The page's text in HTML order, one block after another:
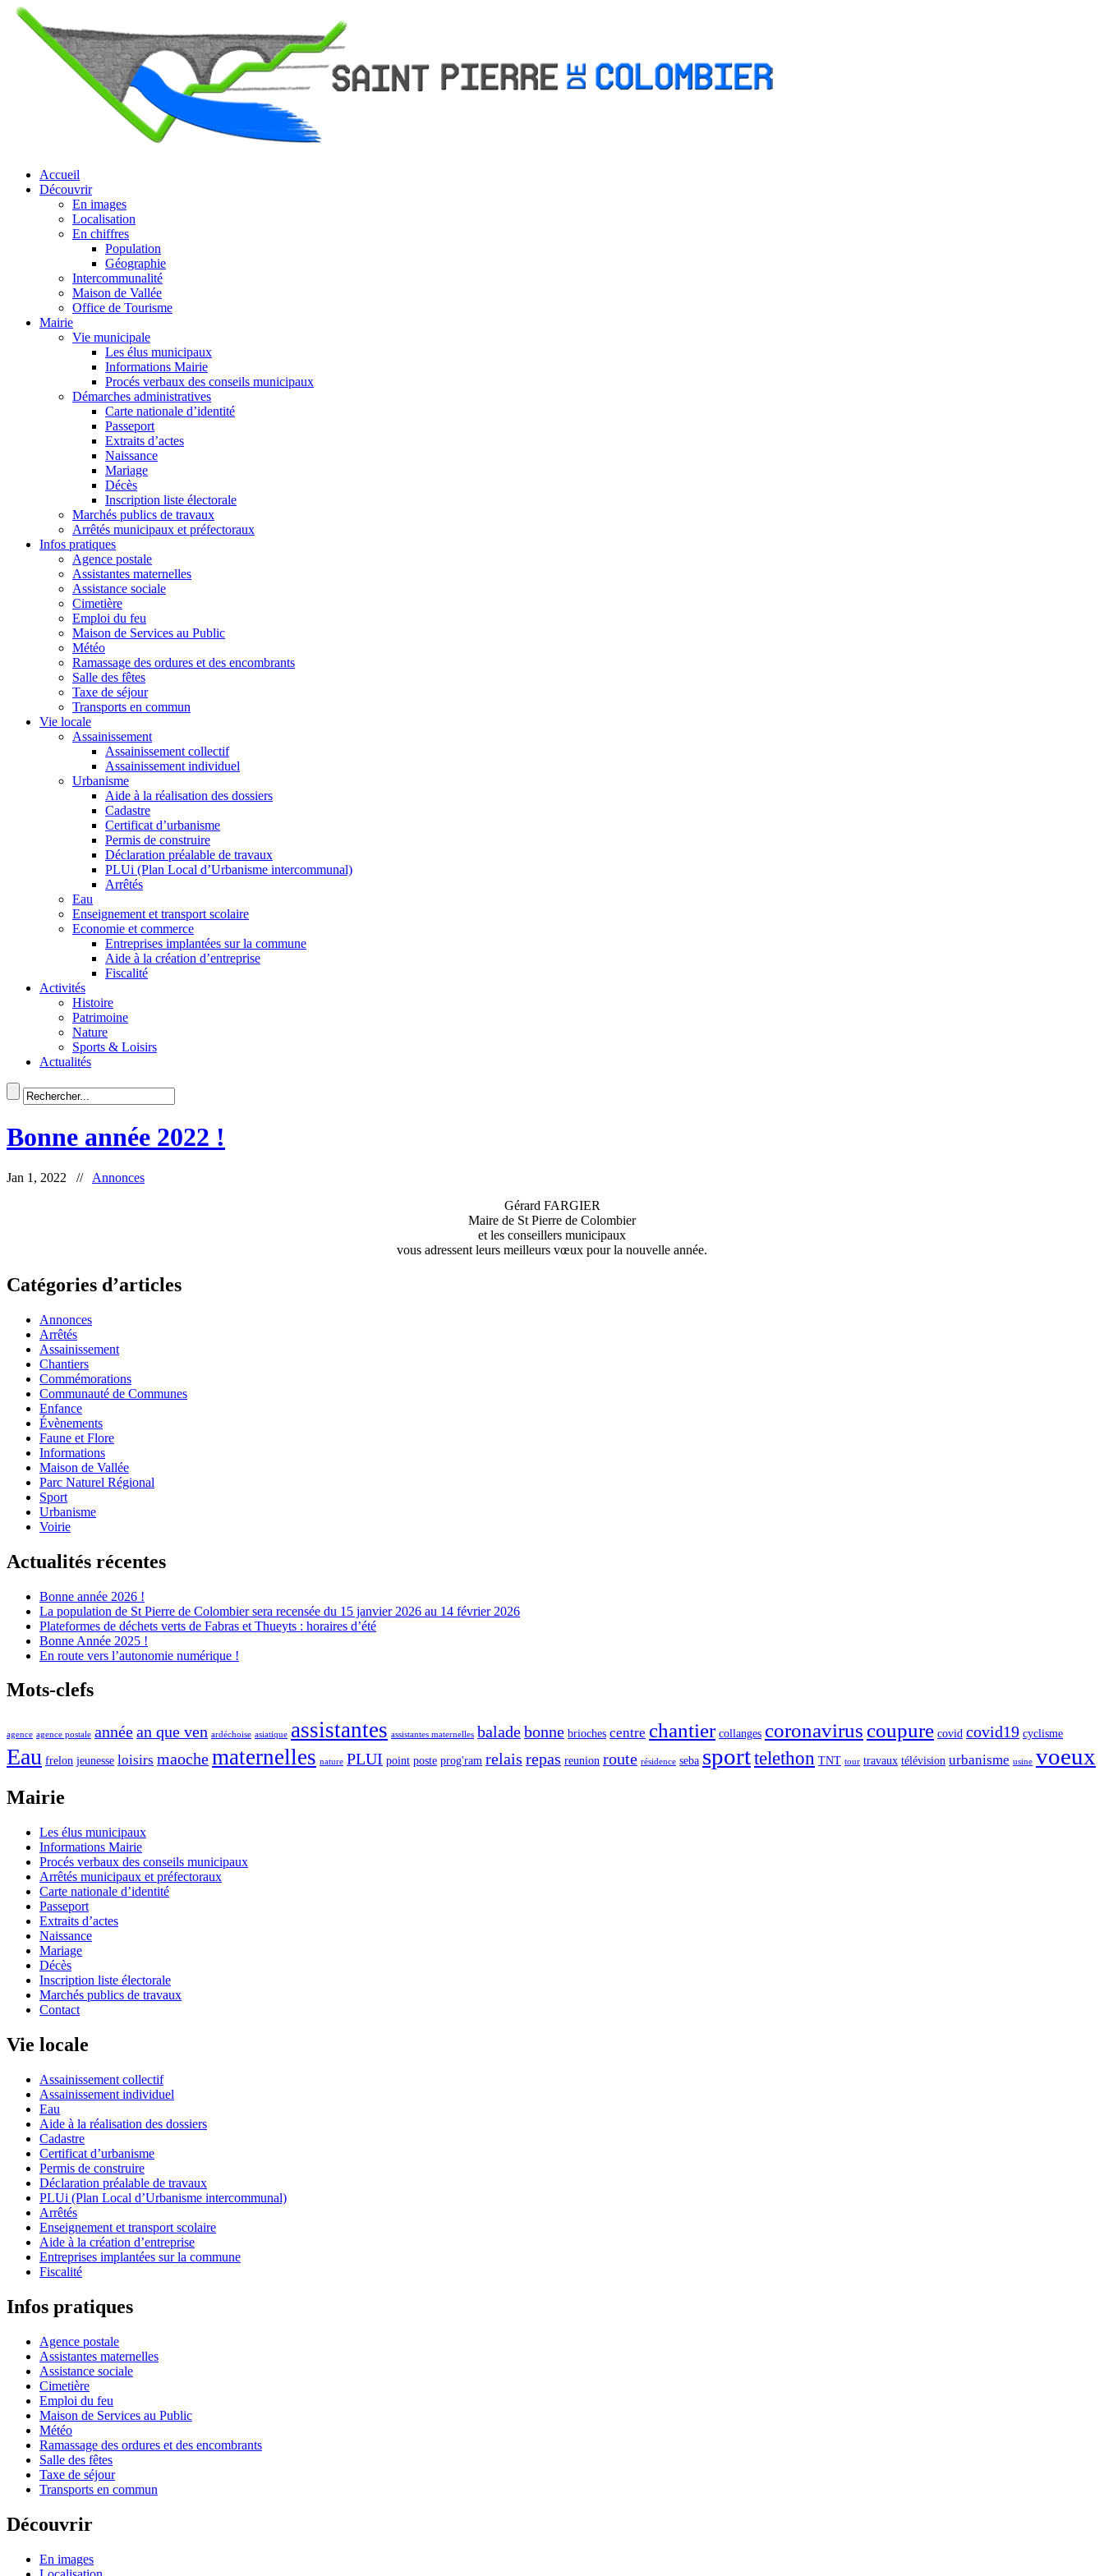
Accueil
Découvrir
En images
Localisation
En chiffres
Population
Géographie
Intercommunalité
Maison de Vallée
Office de Tourisme
Mairie
Vie municipale
Les élus municipaux
Informations Mairie
Procés verbaux des conseils municipaux
Démarches administratives
Carte nationale d’identité
Passeport
Extraits d’actes
Naissance
Mariage
Décès
Inscription liste électorale
Marchés publics de travaux
Arrêtés municipaux et préfectoraux
Infos pratiques
Agence postale
Assistantes maternelles
Assistance sociale
Cimetière
Emploi du feu
Maison de Services au Public
Météo
Ramassage des ordures et des encombrants
Salle des fêtes
Taxe de séjour
Transports en commun
Vie locale
Assainissement
Assainissement collectif
Assainissement individuel
Urbanisme
Aide à la réalisation des dossiers
Cadastre
Certificat d’urbanisme
Permis de construire
Déclaration préalable de travaux
PLUi (Plan Local d’Urbanisme intercommunal)
Arrêtés
Eau
Enseignement et transport scolaire
Economie et commerce
Entreprises implantées sur la commune
Aide à la création d’entreprise
Fiscalité
Activités
Histoire
Patrimoine
Nature
Sports & Loisirs
Actualités
Bonne année 2022 !
Jan 1, 2022 // Annonces
Gérard FARGIER
Maire de St Pierre de Colombier
et les conseillers municipaux
vous adressent leurs meilleurs vœux pour la nouvelle année.
Catégories d’articles
Annonces
Arrêtés
Assainissement
Chantiers
Commémorations
Communauté de Communes
Enfance
Évènements
Faune et Flore
Informations
Maison de Vallée
Parc Naturel Régional
Sport
Urbanisme
Voirie
Actualités récentes
Bonne année 2026 !
La population de St Pierre de Colombier sera recensée du 15 janvier 2026 au 14 février 2026
Plateformes de déchets verts de Fabras et Thueyts : horaires d’été
Bonne Année 2025 !
En route vers l’autonomie numérique !
Mots-clefs
agence agence postale annéean que ven ardéchoise asiatique assistantes assistantes maternelles baladebonne brioches centre chantier collanges coronavirus coupure covid covid19 cyclisme
Eau frelon jeunesse loisirs maochematernelles nature PLUI point poste prog'ram relais repas reunion route résidence seba sporttelethon TNT tour travaux télévision urbanisme usine voeux
Mairie
Les élus municipaux
Informations Mairie
Procés verbaux des conseils municipaux
Arrêtés municipaux et préfectoraux
Carte nationale d’identité
Passeport
Extraits d’actes
Naissance
Mariage
Décès
Inscription liste électorale
Marchés publics de travaux
Contact
Vie locale
Assainissement collectif
Assainissement individuel
Eau
Aide à la réalisation des dossiers
Cadastre
Certificat d’urbanisme
Permis de construire
Déclaration préalable de travaux
PLUi (Plan Local d’Urbanisme intercommunal)
Arrêtés
Enseignement et transport scolaire
Aide à la création d’entreprise
Entreprises implantées sur la commune
Fiscalité
Infos pratiques
Agence postale
Assistantes maternelles
Assistance sociale
Cimetière
Emploi du feu
Maison de Services au Public
Météo
Ramassage des ordures et des encombrants
Salle des fêtes
Taxe de séjour
Transports en commun
Découvrir
En images